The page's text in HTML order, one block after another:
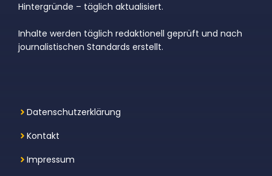
Hintergründe – täglich aktualisiert.
Inhalte werden täglich redaktionell geprüft und nach
journalistischen Standards erstellt.
Datenschutzerklärung
Kontakt
Impressum